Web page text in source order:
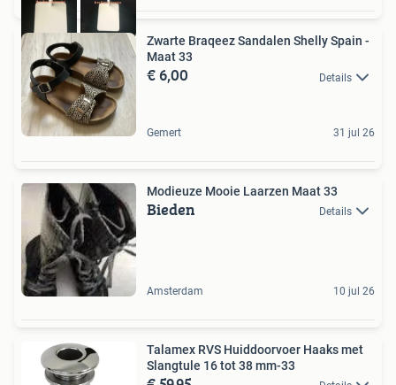
Zwarte Braqeez Sandalen Shelly Spain -
Maat 33
€ 6,00 Details
Gemert 31 jul 26
Modieuze Mooie Laarzen Maat 33
Bieden Details
Amsterdam 10 jul 26
Talamex RVS Huiddoorvoer Haaks met
Slangtule 16 tot 38 mm-33